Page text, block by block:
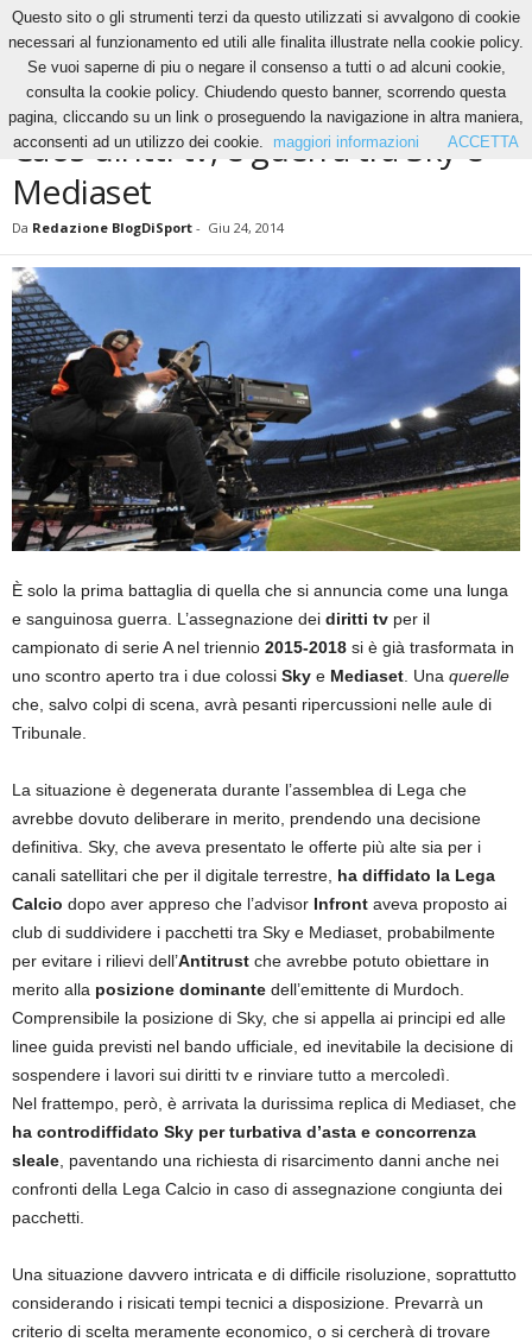
News Caos diritti tv, è guerra tra Sky e Mediaset
NEWS
Caos diritti tv, è guerra tra Sky e
Mediaset
Da Redazione BlogDiSport - Giu 24, 2014
È solo la prima battaglia di quella che si annuncia come una lunga
e sanguinosa guerra. L’assegnazione dei diritti tv per il
campionato di serie A nel triennio 2015-2018 si è già trasformata in
uno scontro aperto tra i due colossi Sky e Mediaset . Una querelle
che, salvo colpi di scena, avrà pesanti ripercussioni nelle aule di
Tribunale.
La situazione è degenerata durante l’assemblea di Lega che
avrebbe dovuto deliberare in merito, prendendo una decisione
definitiva. Sky, che aveva presentato le offerte più alte sia per i
canali satellitari che per il digitale terrestre, ha diffidato la Lega
Calcio dopo aver appreso che l’advisor Infront aveva proposto ai
club di suddividere i pacchetti tra Sky e Mediaset, probabilmente
per evitare i rilievi dell’Antitrust che avrebbe potuto obiettare in
merito alla posizione dominante dell’emittente di Murdoch.
Comprensibile la posizione di Sky, che si appella ai principi ed alle
linee guida previsti nel bando ufficiale, ed inevitabile la decisione di
sospendere i lavori sui diritti tv e rinviare tutto a mercoledì.
Nel frattempo, però, è arrivata la durissima replica di Mediaset, che
ha controdiffidato Sky per turbativa d’asta e concorrenza
sleale , paventando una richiesta di risarcimento danni anche nei
confronti della Lega Calcio in caso di assegnazione congiunta dei
pacchetti.
Una situazione davvero intricata e di difficile risoluzione, soprattutto
considerando i risicati tempi tecnici a disposizione. Prevarrà un
criterio di scelta meramente economico, o si cercherà di trovare
Questo sito o gli strumenti terzi da questo utilizzati si avvalgono di cookie
necessari al funzionamento ed utili alle finalita illustrate nella cookie policy.
Se vuoi saperne di piu o negare il consenso a tutti o ad alcuni cookie,
consulta la cookie policy. Chiudendo questo banner, scorrendo questa
pagina, cliccando su un link o proseguendo la navigazione in altra maniera,
acconsenti ad un utilizzo dei cookie.
maggiori informazioni ACCETTA